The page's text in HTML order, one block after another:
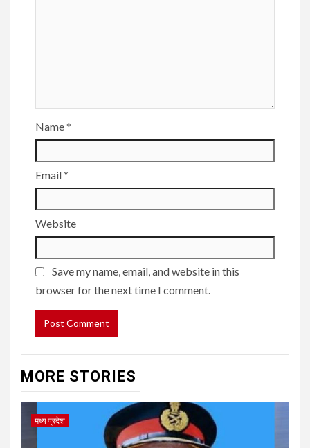
Name*
Email*
Website
Save my name, email, and website in this
browser for the next time I comment.
MORE STORIES
मध्य प्रदेश